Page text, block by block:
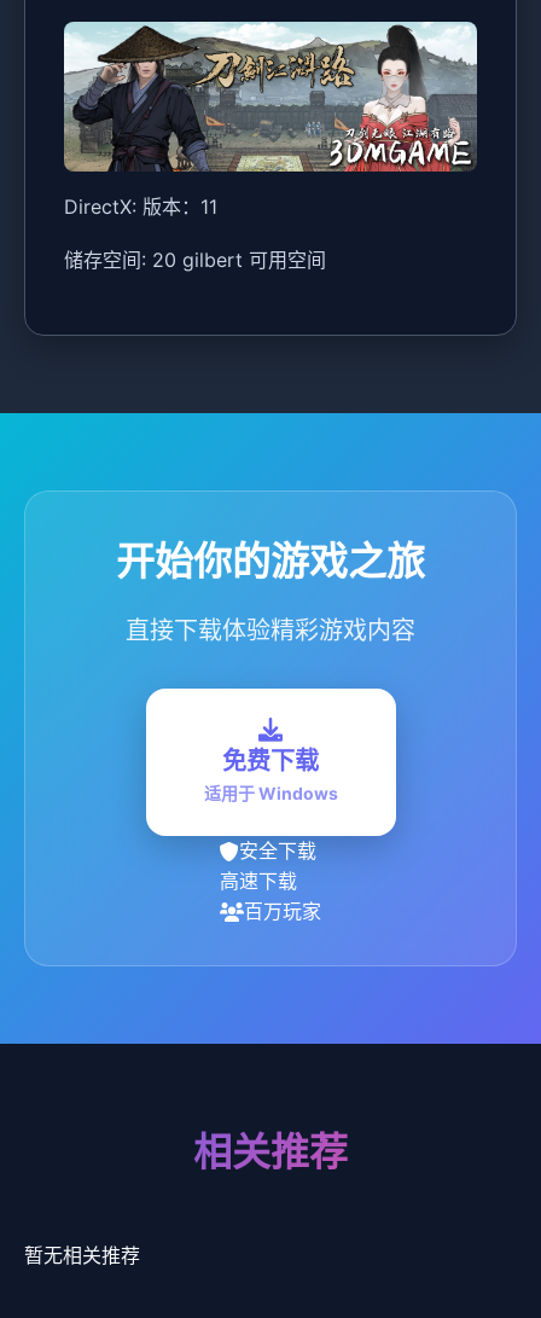
DirectX: 版本：11
储存空间: 20 gilbert 可用空间
开始你的游戏之旅
直接下载体验精彩游戏内容
免费下载
适用于 Windows
安全下载
高速下载
百万玩家
相关推荐
暂无相关推荐